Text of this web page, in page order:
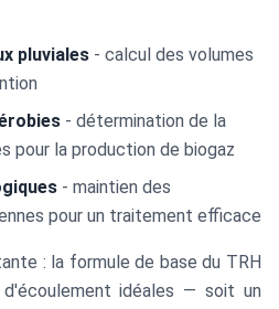
pluviales - calcul des volumes
- détermination de la
pour la production de biogaz
- maintien des
pour un traitement efficace
: la formule de base du TRH
idéales — soit un